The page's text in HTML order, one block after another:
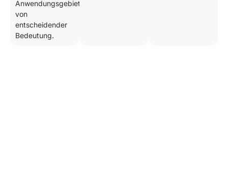
Anwendungsgebiete
von
entscheidender
Bedeutung.